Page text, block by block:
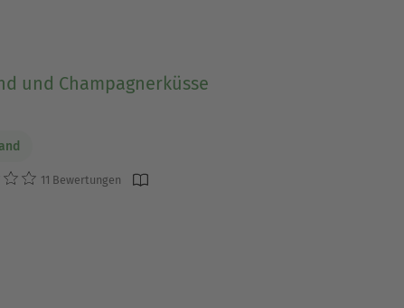
und Champagnerküsse
11 Bewertungen